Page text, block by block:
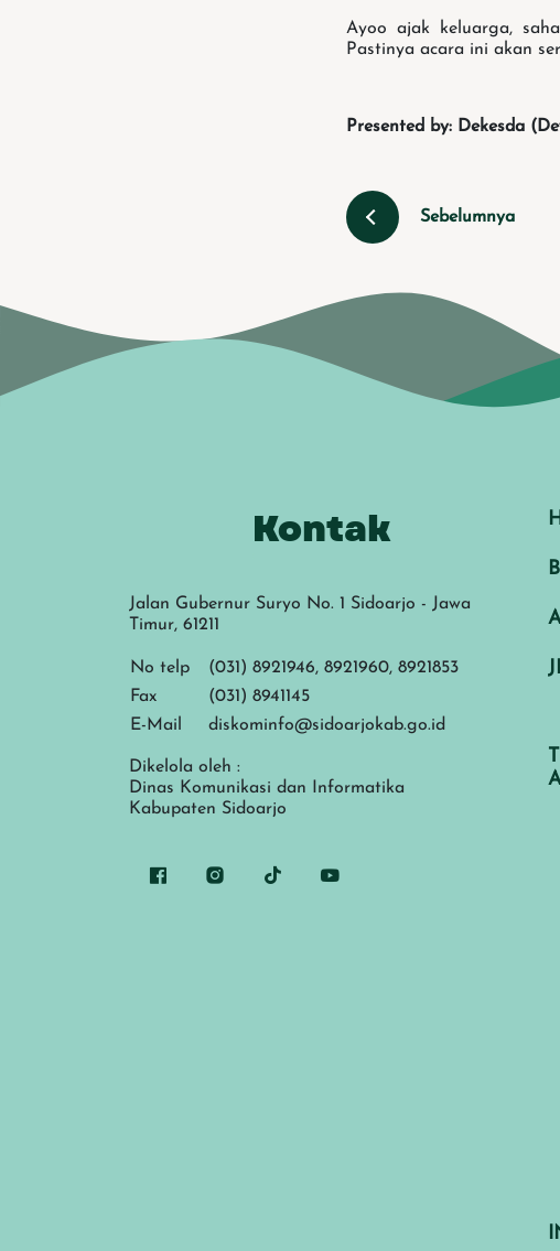
Ayoo ajak keluarga,
Pastinya acara ini akan
Presented by: Dekesda
Sebelumnya
Kontak
Jalan Gubernur Suryo No. 1 Sidoarjo - Jawa
Timur, 61211
No telp
(031) 8921946, 8921960, 8921853
Fax
(031) 8941145
E-Mail
diskominfo@sidoarjokab.go.id
Dikelola oleh :
Dinas Komunikasi dan Informatika
Kabupaten Sidoarjo